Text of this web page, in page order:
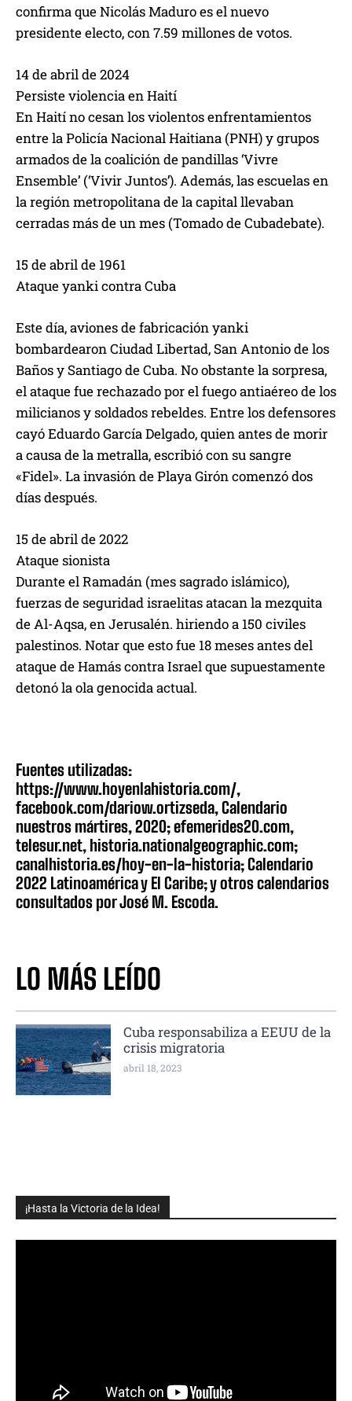
¡Hasta la Victoria de la Idea!
confirma que Nicolás Maduro es el nuevo
presidente electo, con 7.59 millones de votos.
14 de abril de 2024
Persiste violencia en Haití
En Haití no cesan los violentos enfrentamientos
entre la Policía Nacional Haitiana (PNH) y grupos
armados de la coalición de pandillas ‘Vivre
Ensemble’ (‘Vivir Juntos’). Además, las escuelas en
la región metropolitana de la capital llevaban
cerradas más de un mes (Tomado de Cubadebate).
15 de abril de 1961
Ataque yanki contra Cuba
Este día, aviones de fabricación yanki
bombardearon Ciudad Libertad, San Antonio de los
Baños y Santiago de Cuba. No obstante la sorpresa,
el ataque fue rechazado por el fuego antiaéreo de los
milicianos y soldados rebeldes. Entre los defensores
cayó Eduardo García Delgado, quien antes de morir
a causa de la metralla, escribió con su sangre
«Fidel». La invasión de Playa Girón comenzó dos
días después.
15 de abril de 2022
Ataque sionista
Durante el Ramadán (mes sagrado islámico),
fuerzas de seguridad israelitas atacan la mezquita
de Al-Aqsa, en Jerusalén. hiriendo a 150 civiles
palestinos. Notar que esto fue 18 meses antes del
ataque de Hamás contra Israel que supuestamente
detonó la ola genocida actual.
Fuentes utilizadas:
https://www.hoyenlahistoria.com/,
facebook.com/dariow.ortizseda, Calendario
nuestros mártires, 2020; efemerides20.com,
telesur.net, historia.nationalgeographic.com;
canalhistoria.es/hoy-en-la-historia; Calendario
2022 Latinoamérica y El Caribe; y otros calendarios
consultados por José M. Escoda.
LO MÁS LEÍDO
Cuba responsabiliza a EEUU de la
crisis migratoria
abril 18, 2023